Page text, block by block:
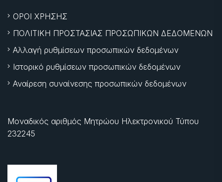
ΟΡΟΙ ΧΡΗΣΗΣ
ΠΟΛΙΤΙΚΗ ΠΡΟΣΤΑΣΙΑΣ ΠΡΟΣΩΠΙΚΩΝ ΔΕΔΟΜΕΝΩΝ
Αλλαγή ρυθμίσεων προσωπικών δεδομένων
Ιστορικό ρυθμίσεων προσωπικών δεδομένων
Αναίρεση συναίνεσης προσωπικών δεδομένων
Μοναδικός αριθμός Μητρώου Ηλεκτρονικού Τύπου
232245